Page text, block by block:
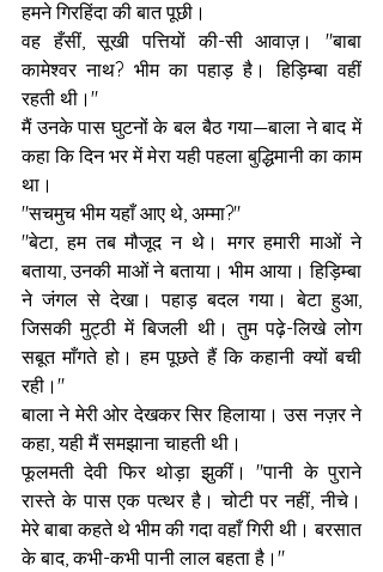
हमने गिरहिंदा की बात पूछी।
वह हँसीं, सूखी पत्तियों की-सी आवाज़। "बाबा
कामेश्वर नाथ? भीम का पहाड़ है। हिड़िम्बा वहीं
रहती थी।"
मैं उनके पास घुटनों के बल बैठ गया—बाला ने बाद में
कहा कि दिन भर में मेरा यही पहला बुद्धिमानी का काम
था।
"सचमुच भीम यहाँ आए थे, अम्मा?"
"बेटा, हम तब मौजूद न थे। मगर हमारी माओं ने
बताया, उनकी माओं ने बताया। भीम आया। हिड़िम्बा
ने जंगल से देखा। पहाड़ बदल गया। बेटा हुआ,
जिसकी मुट्ठी में बिजली थी। तुम पढ़े-लिखे लोग
सबूत माँगते हो। हम पूछते हैं कि कहानी क्यों बची
रही।"
बाला ने मेरी ओर देखकर सिर हिलाया। उस नज़र ने
कहा, यही मैं समझाना चाहती थी।
फूलमती देवी फिर थोड़ा झुकीं। "पानी के पुराने
रास्ते के पास एक पत्थर है। चोटी पर नहीं, नीचे।
मेरे बाबा कहते थे भीम की गदा वहाँ गिरी थी। बरसात
के बाद, कभी-कभी पानी लाल बहता है।"